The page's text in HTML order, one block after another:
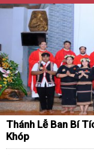
Thánh Lễ Ban Bí
Khóp